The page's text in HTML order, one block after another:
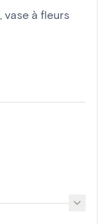
, vase à fleurs